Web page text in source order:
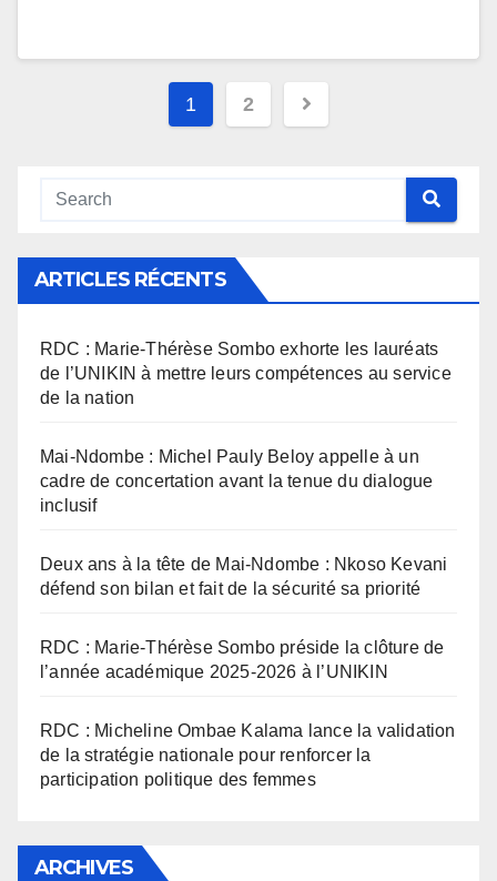
Navigation
1 2
ARTICLES RÉCENTS
RDC : Marie-Thérèse Sombo exhorte les lauréats
de l’UNIKIN à mettre leurs compétences au service
de la nation
Mai-Ndombe : Michel Pauly Beloy appelle à un
cadre de concertation avant la tenue du dialogue
inclusif
Deux ans à la tête de Mai-Ndombe : Nkoso Kevani
défend son bilan et fait de la sécurité sa priorité
RDC : Marie-Thérèse Sombo préside la clôture de
l’année académique 2025-2026 à l’UNIKIN
RDC : Micheline Ombae Kalama lance la validation
de la stratégie nationale pour renforcer la
participation politique des femmes
ARCHIVES